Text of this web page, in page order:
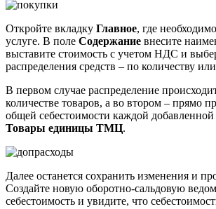
Откройте вкладку Главное, где
услуге. В поле Содержание внесите
выставите стоимость с учетом НДС и
распределения средств – по количеству
В первом случае распределение
количестве товаров, а во втором – прямо
общей себестоимости каждой добавленной
Товары единицы ТМЦ.
Далее останется сохранить изменения и
Создайте новую оборотно-сальдовую
себестоимость и увидите, что